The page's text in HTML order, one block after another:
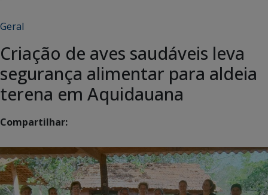
Geral
Criação de aves saudáveis leva
segurança alimentar para aldeia
terena em Aquidauana
Compartilhar: